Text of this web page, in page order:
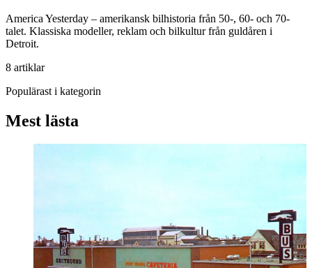
America Yesterday – amerikansk bilhistoria från 50-, 60- och 70-
talet. Klassiska modeller, reklam och bilkultur från guldåren i
Detroit.
8 artiklar
Populärast i kategorin
Mest lästa